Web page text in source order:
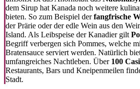
dem Sirup hat Kanada noch weitere
bieten. So zum Beispiel derfangfrische
der Prärie oder der edle Wein aus den
Island. Als Leibspeise der Kanadier gilt
Begriff verbergen sich Pommes, welche
Bratensauce serviert werden. Natürlich
umfangreiches Nachtleben. Über 100
Restaurants, Bars und Kneipenmeilen
Stadt.